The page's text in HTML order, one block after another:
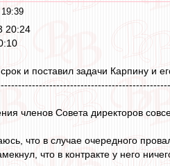
20:24
и поставил задачи Карпину и
членов Совета директоров
что в случае очередного
что в контракте у него